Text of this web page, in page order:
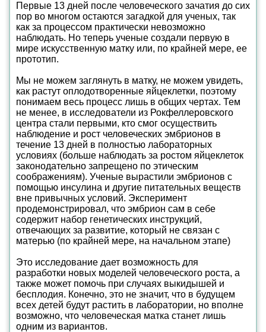
Первые 13 дней после человеческого зачатия до сих
пор во многом остаются загадкой для ученых, так
как за процессом практически невозможно
наблюдать. Но теперь ученые создали первую в
мире искусственную матку или, по крайней мере, ее
прототип.
Мы не можем заглянуть в матку, не можем увидеть,
как растут оплодотворенные яйцеклетки, поэтому
понимаем весь процесс лишь в общих чертах. Тем
не менее, в исследователи из Рокфеллеровского
центра стали первыми, кто смог осуществить
наблюдение и рост человеческих эмбрионов в
течение 13 дней в полностью лабораторных
условиях (больше наблюдать за ростом яйцеклеток
законодательно запрещено по этическим
соображениям). Ученые вырастили эмбрионов с
помощью инсулина и другие питательных веществ
вне привычных условий. Эксперимент
продемонстрировал, что эмбрион сам в себе
содержит набор генетических инструкций,
отвечающих за развитие, который не связан с
матерью (по крайней мере, на начальном этапе)
Это исследование дает возможность для
разработки новых моделей человеческого роста, а
также может помочь при случаях выкидышей и
бесплодия. Конечно, это не значит, что в будущем
всех детей будут растить в лаборатории, но вполне
возможно, что человеческая матка станет лишь
одним из вариантов.